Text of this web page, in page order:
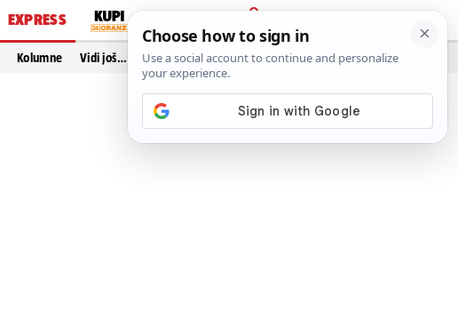
EXPRESS
PRIJAVA
Kolumne Vidi još…